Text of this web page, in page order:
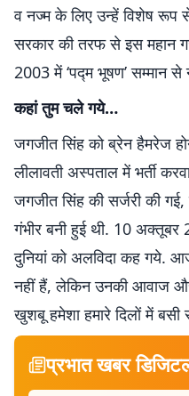
व नज्म के लिए उन्हें विशेष रूप
सरकार की तरफ से इस महान
2003 में ‘पद्म भूषण’ सम्मान से
कहां तुम चले गये…
जगजीत सिंह को ब्रेन हैमरेज
लीलावती अस्पताल में भर्ती
जगजीत सिंह की सर्जरी की
गंभीर बनी हुई थी. 10
दुनियां को अलविदा कह गये.
नहीं हैं, लेकिन उनकी आवाज और
खुशबू हमेशा हमारे दिलों में बसी
प्रभात खबर